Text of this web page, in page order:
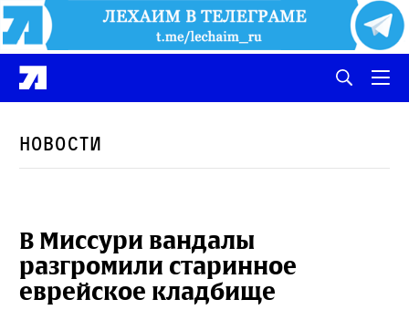
Новости
В Миссури вандалы
разгромили старинное
еврейское кладбище